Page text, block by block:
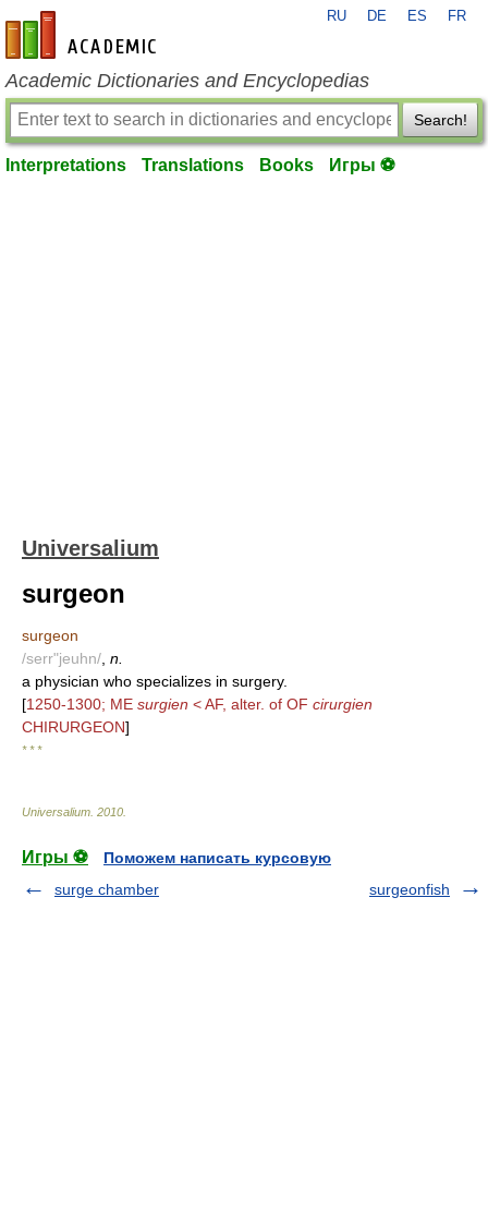
en-academic.com
RU DE ES FR
Academic Dictionaries and Encyclopedias
Search!
Interpretations Translations Books Игры ⚽
Universalium
surgeon
surgeon
/serr"jeuhn/ n.
a physician who specializes in surgery.
[1250-1300; ME surgien < AF, alter. of OF cirurgien
CHIRURGEON]
* * *
Universalium 2010
Игры ⚽
Поможем написать курсовую
surge chamber
surgeonfish